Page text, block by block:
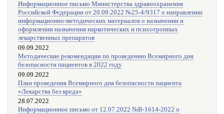
Информационное письмо Министерства здравоохранения
Российской Федерации от 20.09.2022 №25-4/9317 о направлении
информационно-методических материалов о назначении и
оформлении назначения наркотических и психотропных
лекарственных препаратов
09.09.2022
Методические рекомендации по проведению Всемирного дня
безопасности пациентов в 2022 году
09.09.2022
План проведения Всемирного дня безопасности пациента
«Лекарства без вреда»
28.07.2022
Информационное письмо от 12.07.2022 №В-1614-2022 о